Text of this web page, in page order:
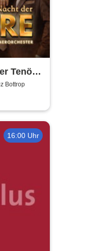
Tenöre
ohne
Bottrop
16:00 Uhr